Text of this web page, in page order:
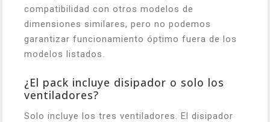
compatibilidad con otros modelos de
dimensiones similares, pero no podemos
garantizar funcionamiento óptimo fuera de los
modelos listados.
¿El pack incluye disipador o solo los
ventiladores?
Solo incluye los tres ventiladores. El disipador